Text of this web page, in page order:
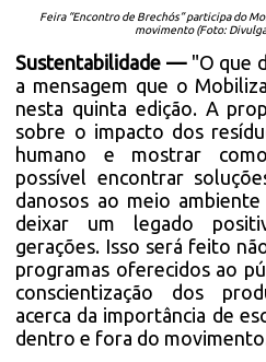
Feira “Encontro de Brechós” participa do
movimento (Foto:
Sustentabilidade —"O que
a mensagem que o
nesta quinta edição. A
sobre o impacto dos
humano e mostrar
possível encontrar
danosos ao meio
deixar um legado
gerações. Isso será feito
programas oferecidos ao
conscientização dos
acerca da importância de
dentro e fora do